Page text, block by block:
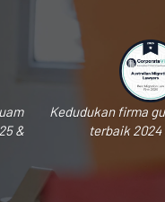
&
Kedudukan firma
terbaik 2024